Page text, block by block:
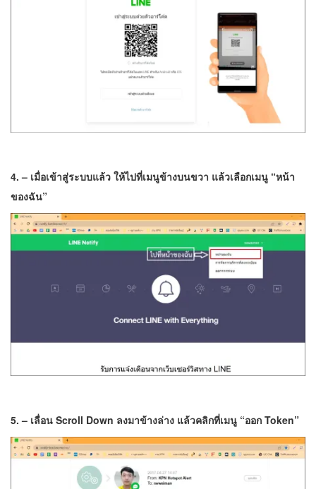
4. – เมื่อเข้าสู่ระบบแล้ว ให้ไปที่เมนูข้างบนขวา แล้วเลือกเมนู “หน้า
ของฉัน”
5. – เลื่อน Scroll Down ลงมาข้างล่าง แล้วคลิกที่เมนู “ออก Token”